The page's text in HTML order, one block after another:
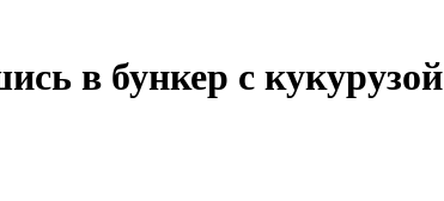
в бункер с кукурузой